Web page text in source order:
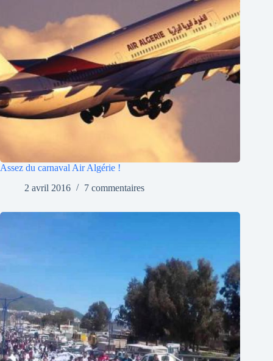
Assez du carnaval Air Algérie !
2 avril 2016
7 commentaires